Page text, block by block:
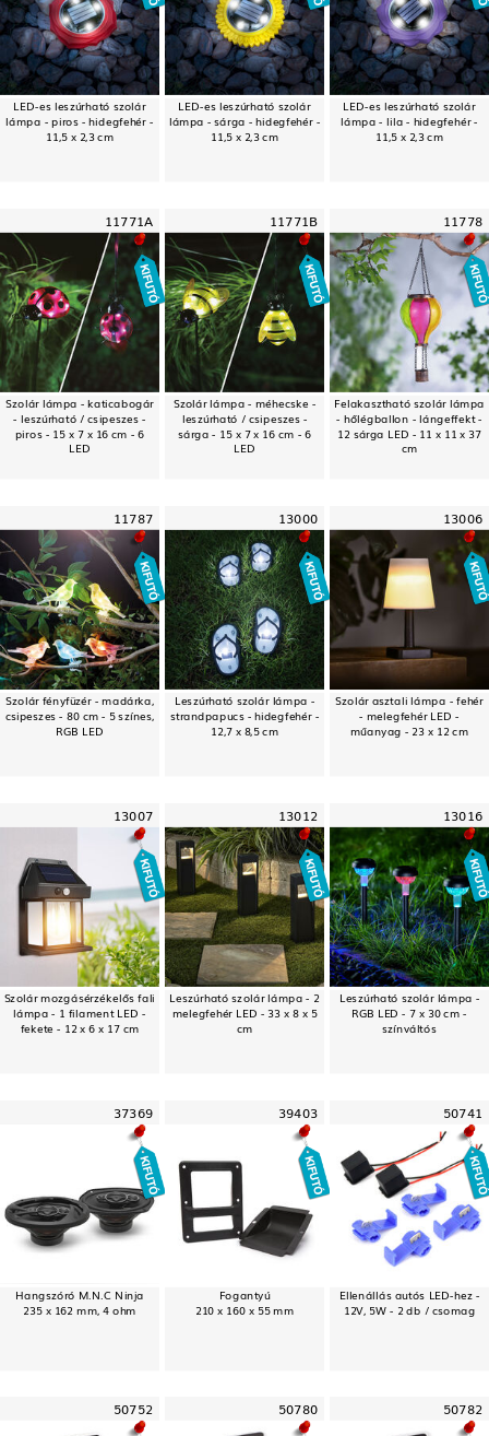
LED-es leszúrható szolár
lámpa - piros - hidegfehér -
11,5 x 2,3 cm
LED-es leszúrható szolár
lámpa - sárga - hidegfehér -
11,5 x 2,3 cm
LED-es leszúrható szolár
lámpa - lila - hidegfehér -
11,5 x 2,3 cm
11771A
Szolár lámpa - katicabogár
- leszúrható / csipeszes -
piros - 15 x 7 x 16 cm - 6
LED
11771B
Szolár lámpa - méhecske -
leszúrható / csipeszes -
sárga - 15 x 7 x 16 cm - 6
LED
11778
Felakasztható szolár lámpa
- hőlégballon - lángeffekt -
12 sárga LED - 11 x 11 x 37
cm
11787
Szolár fényfüzér - madárka,
csipeszes - 80 cm - 5 színes,
RGB LED
13000
Leszúrható szolár lámpa -
strandpapucs - hidegfehér -
12,7 x 8,5 cm
13006
Szolár asztali lámpa - fehér
- melegfehér LED -
műanyag - 23 x 12 cm
13007
Szolár mozgásérzékelős fali
lámpa - 1 filament LED -
fekete - 12 x 6 x 17 cm
13012
Leszúrható szolár lámpa - 2
melegfehér LED - 33 x 8 x 5
cm
13016
Leszúrható szolár lámpa -
RGB LED - 7 x 30 cm -
színváltós
37369
Hangszóró M.N.C Ninja
235 x 162 mm, 4 ohm
39403
Fogantyú
210 x 160 x 55 mm
50741
Ellenállás autós LED-hez -
12V, 5W - 2 db / csomag
50752 50780 50782